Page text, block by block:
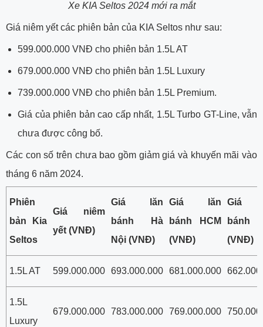
Xe KIA Seltos 2024 mới ra mắt
Giá niêm yết các phiên bản của KIA Seltos như sau:
599.000.000 VNĐ cho phiên bản 1.5L AT
679.000.000 VNĐ cho phiên bản 1.5L Luxury
739.000.000 VNĐ cho phiên bản 1.5L Premium.
Giá của phiên bản cao cấp nhất, 1.5L Turbo GT-Line, vẫn
chưa được công bố.
Các con số trên chưa bao gồm giảm giá và khuyến mãi vào
tháng 6 năm 2024.
Phiên
bản Kia
Seltos
Giá niêm
yết (VNĐ)
Giá lăn
bánh Hà
Nội (VNĐ)
Giá lăn
bánh HCM
(VNĐ)
Giá
bánh
(VNĐ)
1.5L AT 599.000.000 693.000.000 681.000.000
1.5L
Luxury
679.000.000 783.000.000 769.000.000